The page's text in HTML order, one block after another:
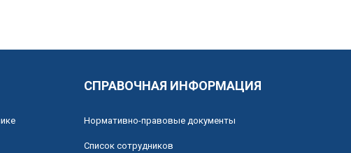
СПРАВОЧНАЯ ИНФОРМАЦИЯ
Нормативно-правовые документы
Список сотрудников